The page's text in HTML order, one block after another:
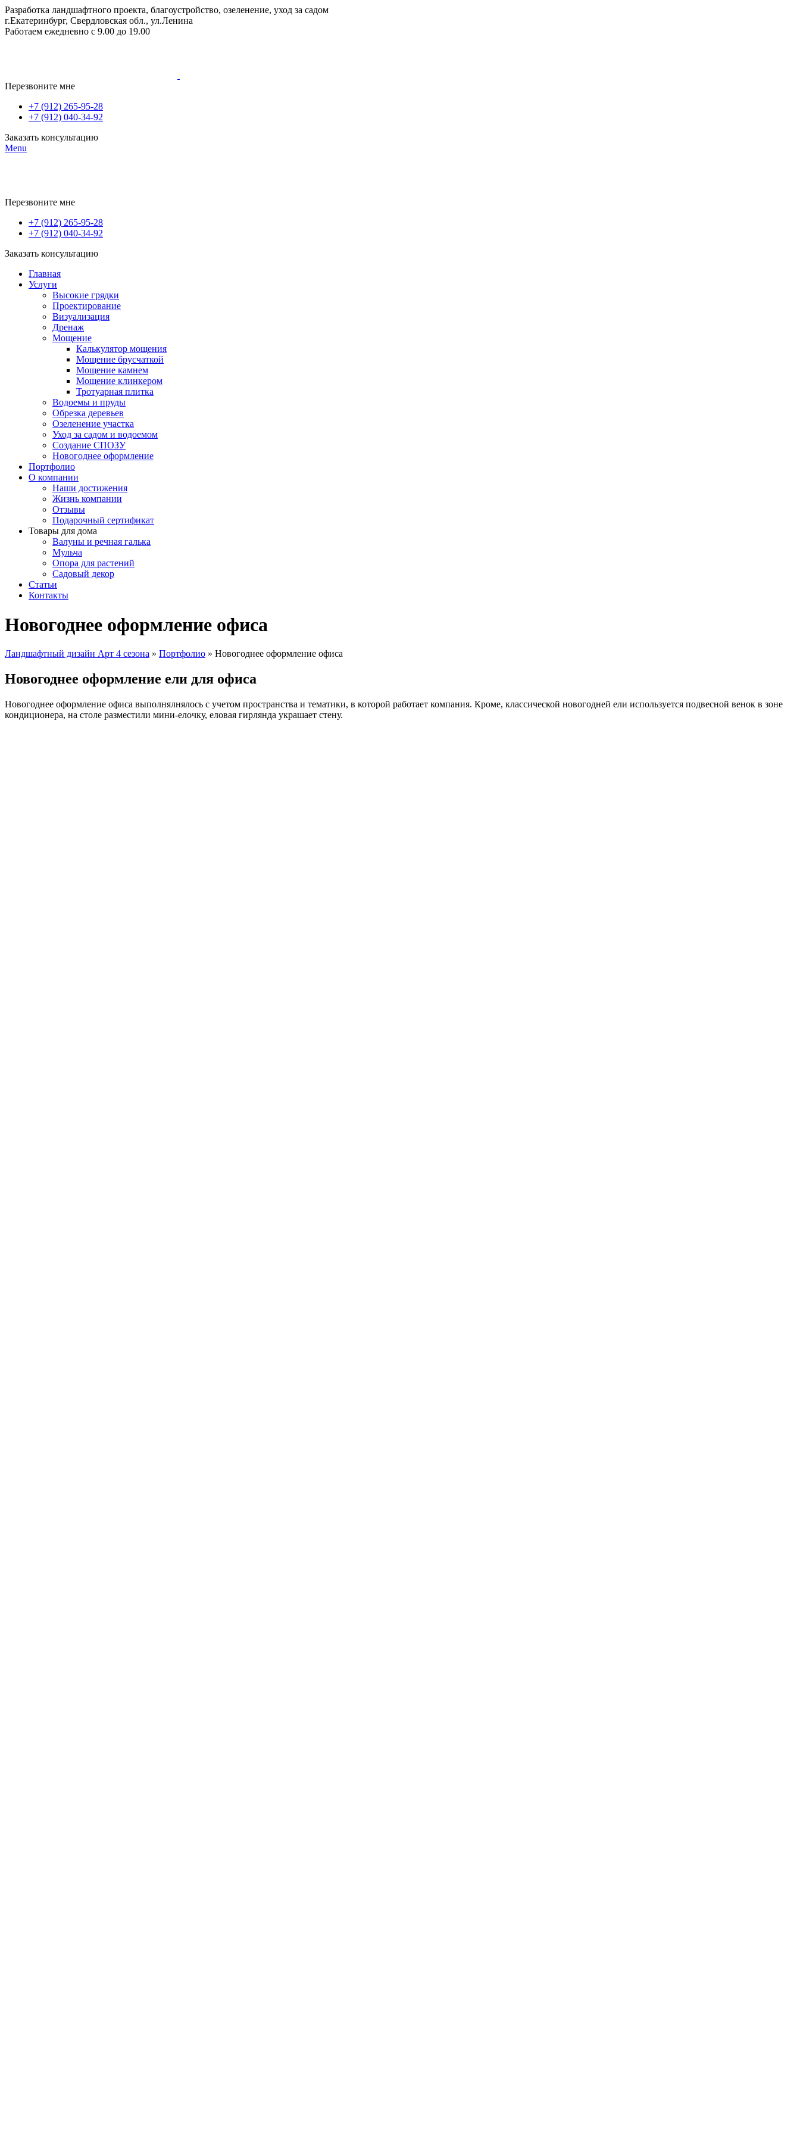
Разработка ландшафтного проекта, благоустройство, озеленение, уход за садом
г.Екатеринбург, Свердловская обл., ул.Ленина
Работаем ежедневно с 9.00 до 19.00
Перезвоните мне
+7 (912) 265-95-28
+7 (912) 040-34-92
Заказать консультацию
Menu
Перезвоните мне
+7 (912) 265-95-28
+7 (912) 040-34-92
Заказать консультацию
Главная
Услуги
Высокие грядки
Проектирование
Визуализация
Дренаж
Мощение
Калькулятор мощения
Мощение брусчаткой
Мощение камнем
Мощение клинкером
Тротуарная плитка
Водоемы и пруды
Обрезка деревьев
Озеленение участка
Уход за садом и водоемом
Создание СПОЗУ
Новогоднее оформление
Портфолио
О компании
Наши достижения
Жизнь компании
Отзывы
Подарочный сертификат
Товары для дома
Валуны и речная галька
Мульча
Опора для растений
Садовый декор
Статьи
Контакты
Новогоднее оформление офиса
Ландшафтный дизайн Арт 4 сезона » Портфолио » Новогоднее оформление офиса
Новогоднее оформление ели для офиса
Новогоднее оформление офиса выполнялнялось с учетом пространства и тематики, в которой работает компания. Кроме, классической новогодней ели используется подвесной венок в зоне
кондиционера, на столе разместили мини-елочку, еловая гирлянда украшает стену.